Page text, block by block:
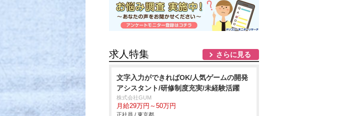
求人特集 さらに見る
文字入力ができればOK/人気ゲームの開発
アシスタント/研修制度充実/未経験活躍
株式会社GUM
月給29万円～50万円
正社員 / 東京都